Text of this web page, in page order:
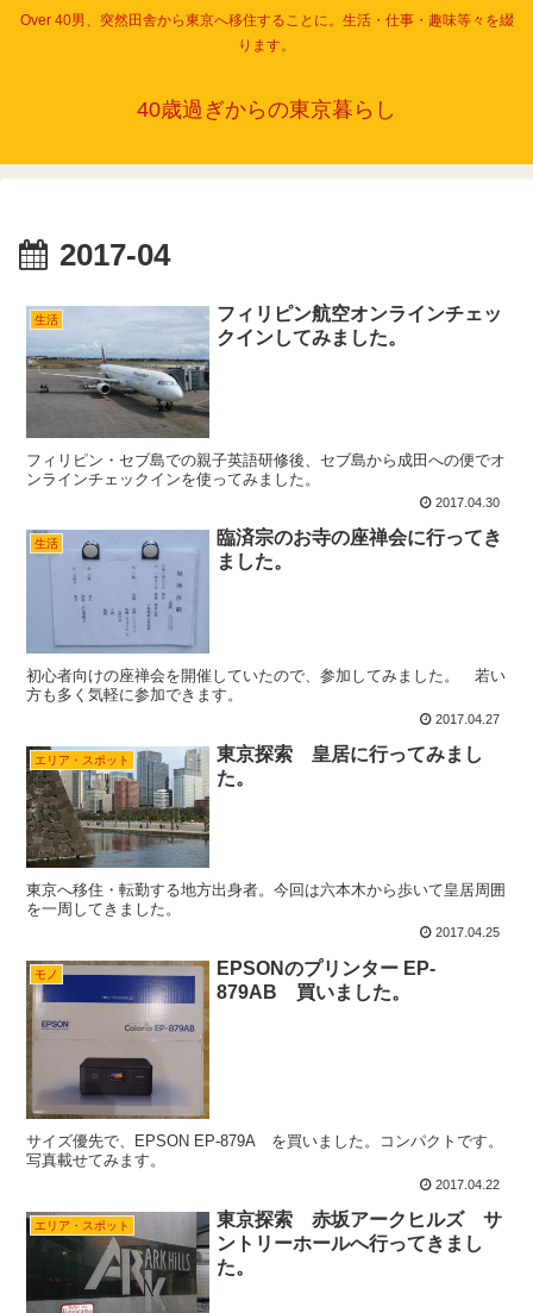
Over 40男、突然田舎から東京へ移住することに。生活・仕事・趣味等々を綴
ります。
40歳過ぎからの東京暮らし
2017-04
生活
フィリピン航空オンラインチェッ
クインしてみました。
フィリピン・セブ島での親子英語研修後、セブ島から成田への便でオ
ンラインチェックインを使ってみました。
2017.04.30
生活
臨済宗のお寺の座禅会に行ってき
ました。
初心者向けの座禅会を開催していたので、参加してみました。 若い
方も多く気軽に参加できます。
2017.04.27
エリア・スポット
東京探索 皇居に行ってみまし
た。
東京へ移住・転勤する地方出身者。今回は六本木から歩いて皇居周囲
を一周してきました。
2017.04.25
モノ
EPSONのプリンター EP-
879AB 買いました。
サイズ優先で、EPSON EP-879A を買いました。コンパクトです。
写真載せてみます。
2017.04.22
エリア・スポット
東京探索 赤坂アークヒルズ サ
ントリーホールへ行ってきまし
た。